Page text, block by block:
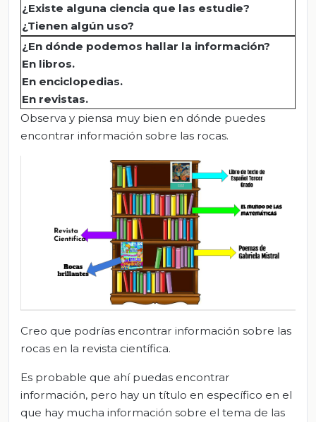
¿Existe alguna ciencia que las estudie?
¿Tienen algún uso?
¿En dónde podemos hallar la información?
En libros.
En enciclopedias.
En revistas.
Observa y piensa muy bien en dónde puedes
encontrar información sobre las rocas.
Creo que podrías encontrar información sobre las
rocas en la revista científica.
Es probable que ahí puedas encontrar
información, pero hay un título en específico en el
que hay mucha información sobre el tema de las